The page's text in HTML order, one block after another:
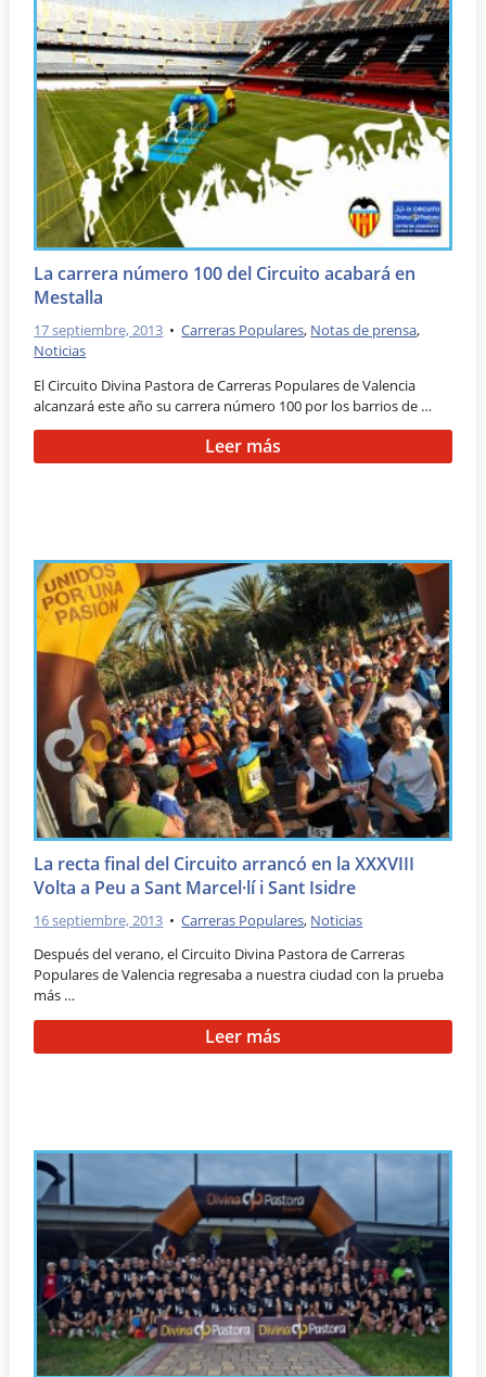
La carrera número 100 del Circuito acabará en
Mestalla
17 septiembre, 2013 •Carreras Populares, Notas de prensa,
Noticias
El Circuito Divina Pastora de Carreras Populares de Valencia
alcanzará este año su carrera número 100 por los barrios de …
Leer más
La recta final del Circuito arrancó en la XXXVIII
Volta a Peu a Sant Marcel·lí i Sant Isidre
16 septiembre, 2013 •Carreras Populares, Noticias
Después del verano, el Circuito Divina Pastora de Carreras
Populares de Valencia regresaba a nuestra ciudad con la prueba
más …
Leer más